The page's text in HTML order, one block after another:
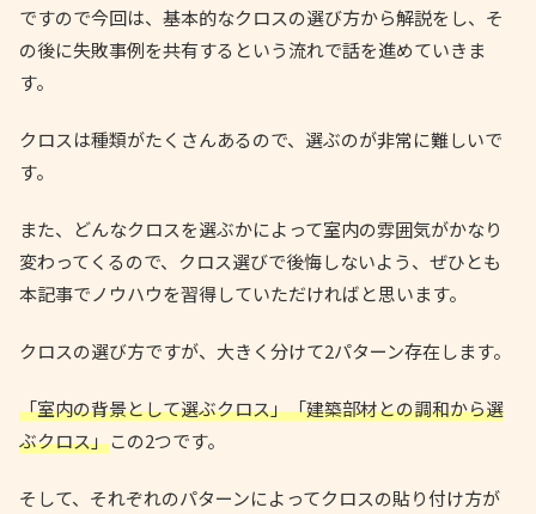
ですので今回は、基本的なクロスの選び方から解説をし、そ
の後に失敗事例を共有するという流れで話を進めていきま
す。
クロスは種類がたくさんあるので、選ぶのが非常に難しいで
す。
また、どんなクロスを選ぶかによって室内の雰囲気がかなり
変わってくるので、クロス選びで後悔しないよう、ぜひとも
本記事でノウハウを習得していただければと思います。
クロスの選び方ですが、大きく分けて2パターン存在します。
「室内の背景として選ぶクロス」「建築部材との調和から選
ぶクロス」この2つです。
そして、それぞれのパターンによってクロスの貼り付け方が